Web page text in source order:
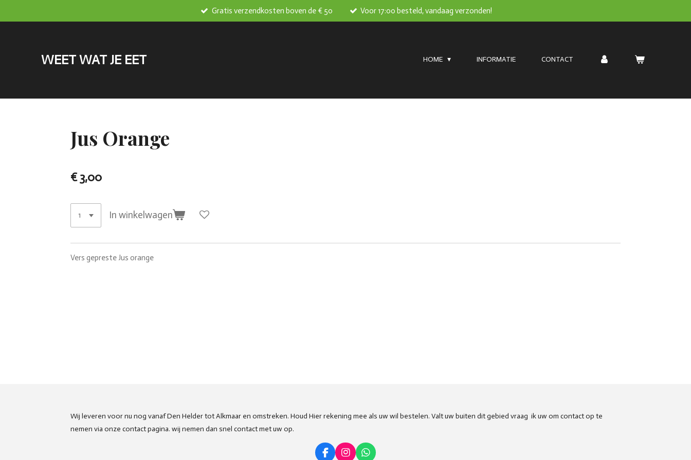
hoofdinhoud
Gratis verzendkosten boven de € 50 Voor 17:00 besteld, vandaag verzonden!
WEET WAT JE EET HOME INFORMATIE CONTACT
Jus Orange
€ 3,00
In winkelwagen
Vers gepreste Jus orange
Wij leveren voor nu nog vanaf Den Helder tot Alkmaar en omstreken. Houd Hier rekening mee als uw wil bestelen. Valt uw buiten dit gebied vraag ik uw om contact op te
nemen via onze contact pagina. wij nemen dan snel contact met uw op.
F I W